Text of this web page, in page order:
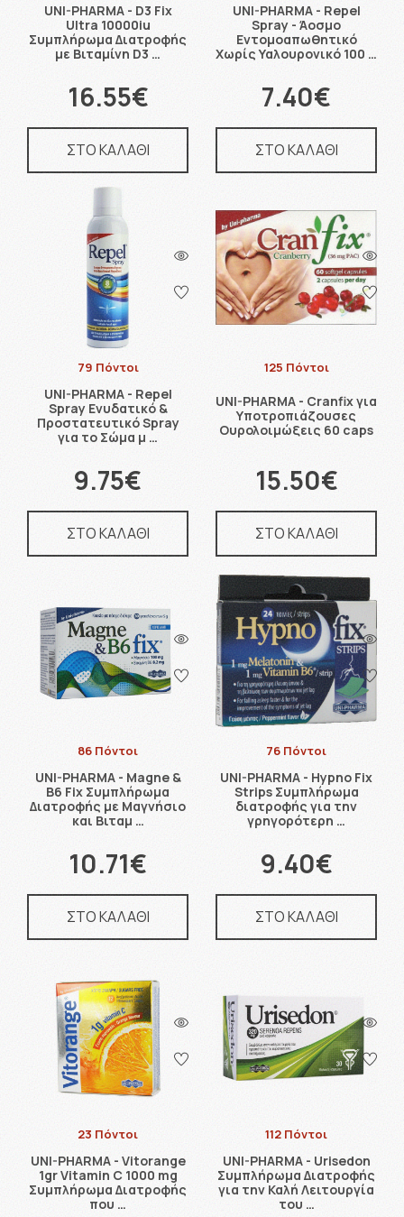
UNI-PHARMA - D3 Fix
Ultra 10000iu
Συμπλήρωμα Διατροφής
με Βιταμίνη D3 …
16.55€
ΣΤΟ ΚΑΛΑΘΙ
UNI-PHARMA - Repel
Spray - Άοσμο
Εντομοαπωθητικό
Χωρίς Υαλουρονικό 100 …
7.40€
ΣΤΟ ΚΑΛΑΘΙ
79 Πόντοι
UNI-PHARMA - Repel
Spray Ενυδατικό &
Προστατευτικό Spray
για το Σώμα μ …
9.75€
ΣΤΟ ΚΑΛΑΘΙ
125 Πόντοι
UNI-PHARMA - Cranfix για
Υποτροπιάζουσες
Ουρολοιμώξεις 60 caps
15.50€
ΣΤΟ ΚΑΛΑΘΙ
86 Πόντοι
UNI-PHARMA - Magne &
B6 Fix Συμπλήρωμα
Διατροφής με Μαγνήσιο
και Βιταμ …
10.71€
ΣΤΟ ΚΑΛΑΘΙ
76 Πόντοι
UNI-PHARMA - Hypno Fix
Strips Συμπλήρωμα
διατροφής για την
γρηγορότερη …
9.40€
ΣΤΟ ΚΑΛΑΘΙ
23 Πόντοι
UNI-PHARMA - Vitorange
1gr Vitamin C 1000 mg
Συμπλήρωμα Διατροφής
που …
112 Πόντοι
UNI-PHARMA - Urisedon
Συμπλήρωμα Διατροφής
για την Καλή Λειτουργία
του …